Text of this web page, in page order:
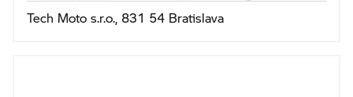
Tech Moto s.r.o., 831 54 Bratislava